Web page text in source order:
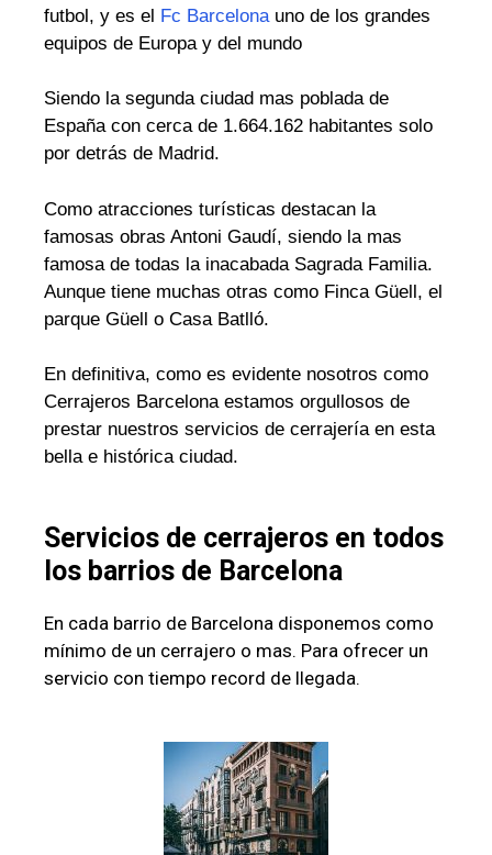
futbol, y es el Fc Barcelonauno de los grandes
equipos de Europa y del mundo
Siendo la segunda ciudad mas poblada de
España con cerca de 1.664.162 habitantes solo
por detrás de Madrid.
Como atracciones turísticas destacan la
famosas obras Antoni Gaudí, siendo la mas
famosa de todas la inacabada Sagrada Familia.
Aunque tiene muchas otras como Finca Güell, el
parque Güell o Casa Batlló.
En definitiva, como es evidente nosotros como
Cerrajeros Barcelona estamos orgullosos de
prestar nuestros servicios de cerrajería en esta
bella e histórica ciudad.
Servicios de cerrajeros en todos
los barrios de Barcelona
En cada barrio de Barcelona disponemos como
mínimo de un cerrajero o mas. Para ofrecer un
servicio con tiempo record de llegada.